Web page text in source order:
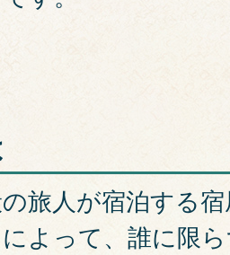
旅人が宿泊する
よって、誰に限